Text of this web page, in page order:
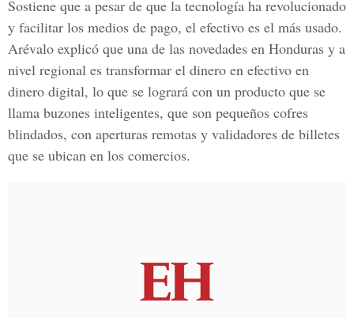
Sostiene que a pesar de que la tecnología ha revolucionado
y facilitar los medios de pago, el efectivo es el más usado.
Arévalo explicó que una de las novedades en Honduras y a
nivel regional es transformar el dinero en efectivo en
dinero digital, lo que se logrará con un producto que se
llama buzones inteligentes, que son pequeños cofres
blindados, con aperturas remotas y validadores de billetes
que se ubican en los comercios.